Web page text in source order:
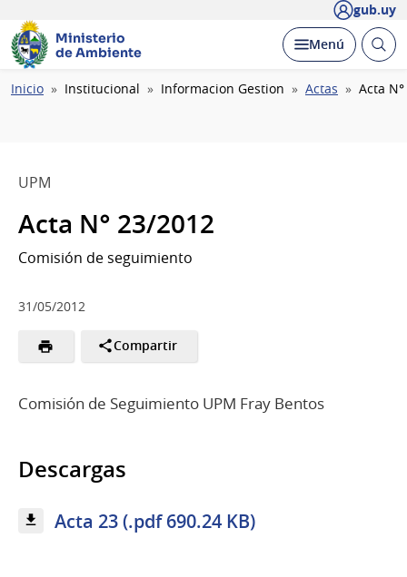
gub.uy
Ministerio
de Ambiente
Desplegar
Menú Abrir
Ruta
Inicio Institucional Informacion Gestion Actas Acta
UPM
Acta N° 23/2012
Comisión de seguimiento
31/05/2012
Compartir
Comisión de Seguimiento UPM Fray Bentos
Descargas
Acta 23 (.pdf 690.24 KB)